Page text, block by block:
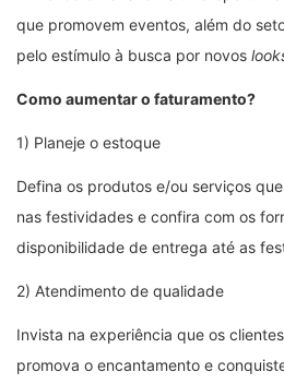
que promovem eventos, além do
pelo estímulo à busca por novos
Como aumentar o faturamento?
1) Planeje o estoque
Defina os produtos e/ou serviços
nas festividades e confira com os
disponibilidade de entrega até as
2) Atendimento de qualidade
Invista na experiência que os
promova o encantamento e